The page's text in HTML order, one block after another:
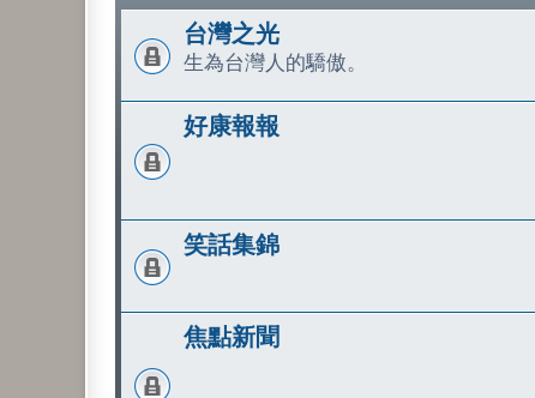
台灣之光
生為台灣人的驕傲。
好康報報
笑話集錦
焦點新聞